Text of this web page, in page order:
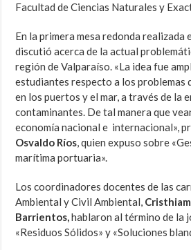
Facultad de Ciencias Naturales y
En la primera mesa redonda realizada
discutió acerca de la actual
región de Valparaíso. «La idea fue
estudiantes respecto a los problemas
en los puertos y el mar, a través de la
contaminantes. De tal manera que
economía nacional e internacional»,
Osvaldo Ríos, quien expuso sobre
marítima portuaria».
Los coordinadores docentes de las
Ambiental y Civil Ambiental,
Barrientos,hablaron al término de la
«Residuos Sólidos» y «Soluciones